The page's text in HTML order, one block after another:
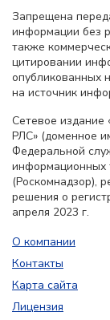
Запрещена
информации без
также
цитировании
опубликованных
на источник
Сетевое издание
РЛС» (доменное
Федеральной
информационных
(Роскомнадзор),
решения о
апреля 2023 г.
О компании
Контакты
Карта сайта
Лицензия